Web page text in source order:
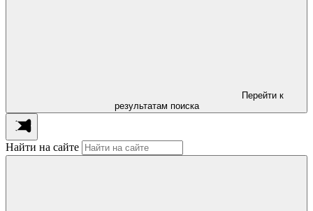
Перейти к
результатам поиска
Найти на сайте